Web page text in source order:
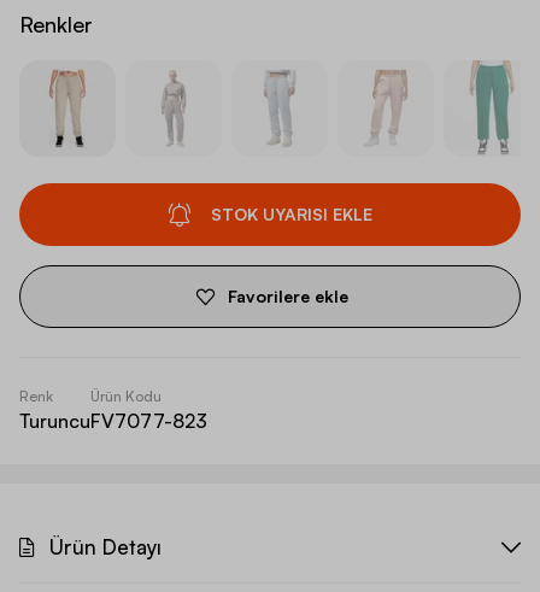
Renkler
STOK UYARISI EKLE
Favorilere ekle
Renk
Turuncu
Ürün Kodu
FV7077-823
Ürün Detayı